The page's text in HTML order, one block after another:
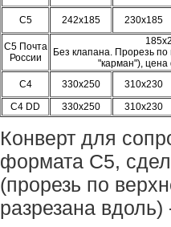
С5 242x185 230x185
С5 Почта
России
Без клапана. Прорезь
"карман"), цена
С4
330x250
310x230
С4 DD
330x250 310x230
Конверт для
формата С5,
(прорезь по
разрезана